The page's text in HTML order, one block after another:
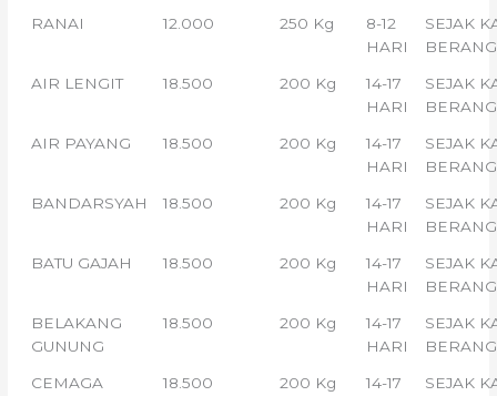
RANAI 12.000 250 Kg
8-12
HARI
SEJAK
AIR LENGIT 18.500 200 Kg
14-17
HARI
SEJAK
AIR PAYANG 18.500 200 Kg
14-17
HARI
SEJAK
BANDARSYAH 18.500 200 Kg
14-17
HARI
SEJAK
BATU GAJAH 18.500 200 Kg
14-17
HARI
SEJAK
BELAKANG
GUNUNG
18.500 200 Kg
14-17
HARI
SEJAK
CEMAGA 18.500 200 Kg
14-17
SEJAK